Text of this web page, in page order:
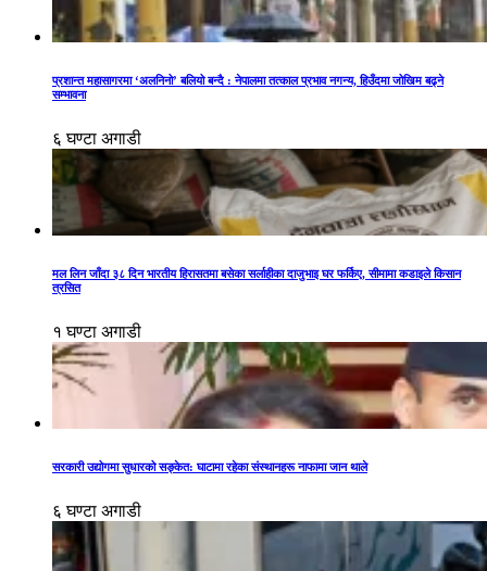
प्रशान्त महासागरमा ‘अलनिनो’ बलियो बन्दै : नेपालमा तत्काल प्रभाव नगन्य, हिउँदमा जोखिम बढ्ने
सम्भावना
६ घण्टा अगाडी
मल लिन जाँदा ३८ दिन भारतीय हिरासतमा बसेका सर्लाहीका दाजुभाइ घर फर्किए, सीमामा कडाइले किसान
त्रसित
१ घण्टा अगाडी
सरकारी उद्योगमा सुधारको सङ्केत: घाटामा रहेका संस्थानहरू नाफामा जान थाले
६ घण्टा अगाडी